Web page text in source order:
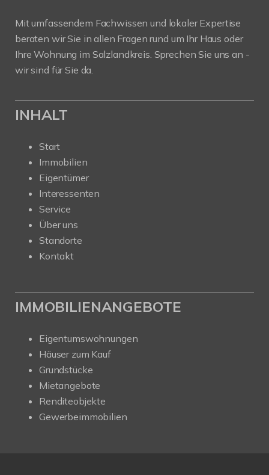
Mit umfassendem Fachwissen und lokaler Expertise
beraten wir Sie in allen Fragen rund um Ihr Haus oder
Ihre Wohnung im Salzlandkreis. Sprechen Sie uns an -
wir sind für Sie da.
INHALT
Start
Immobilien
Eigentümer
Interessenten
Service
Über uns
Standorte
Kontakt
IMMOBILIENANGEBOTE
Eigentumswohnungen
Häuser zum Kauf
Grundstücke
Mietangebote
Renditeobjekte
Gewerbeimmobilien